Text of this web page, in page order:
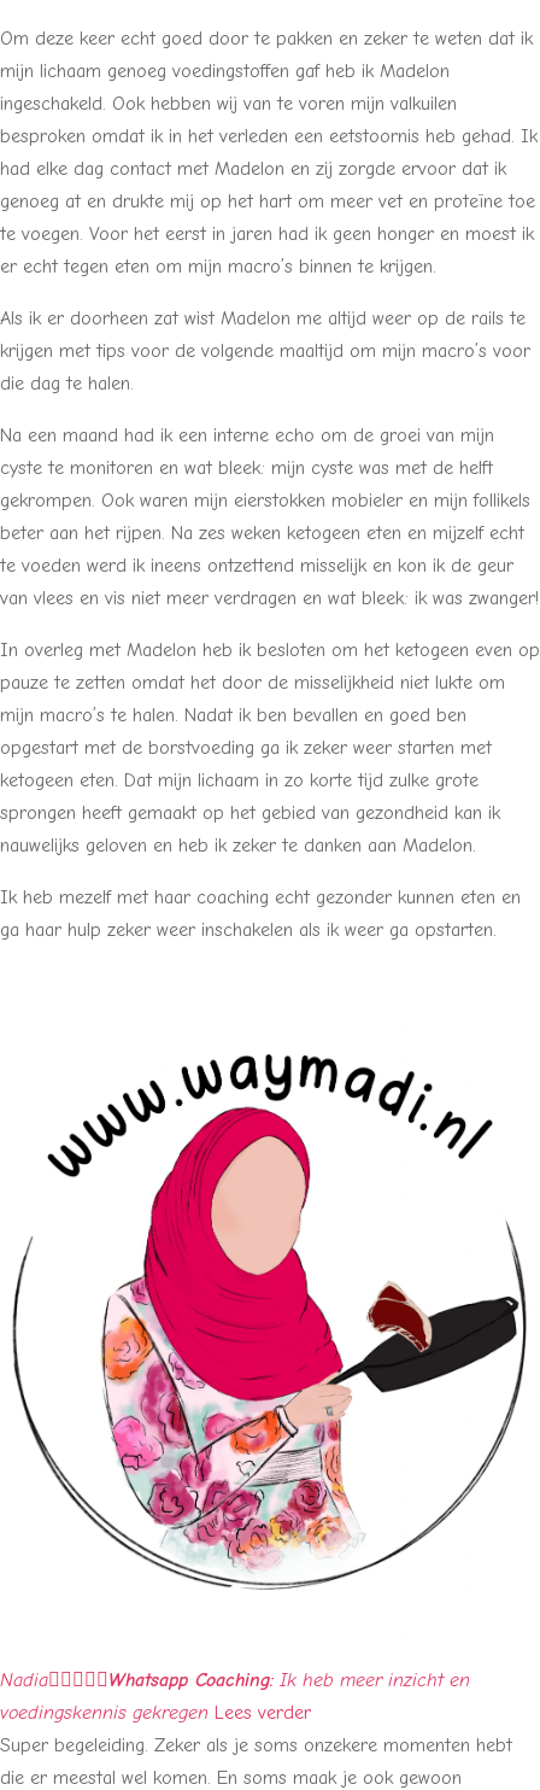
Om deze keer echt goed door te pakken en zeker te weten dat ik
mijn lichaam genoeg voedingstoffen gaf heb ik Madelon
ingeschakeld. Ook hebben wij van te voren mijn valkuilen
besproken omdat ik in het verleden een eetstoornis heb gehad. Ik
had elke dag contact met Madelon en zij zorgde ervoor dat ik
genoeg at en drukte mij op het hart om meer vet en proteïne toe
te voegen. Voor het eerst in jaren had ik geen honger en moest ik
er echt tegen eten om mijn macro’s binnen te krijgen.
Als ik er doorheen zat wist Madelon me altijd weer op de rails te
krijgen met tips voor de volgende maaltijd om mijn macro’s voor
die dag te halen.
Na een maand had ik een interne echo om de groei van mijn
cyste te monitoren en wat bleek: mijn cyste was met de helft
gekrompen. Ook waren mijn eierstokken mobieler en mijn follikels
beter aan het rijpen. Na zes weken ketogeen eten en mijzelf echt
te voeden werd ik ineens ontzettend misselijk en kon ik de geur
van vlees en vis niet meer verdragen en wat bleek: ik was zwanger!
In overleg met Madelon heb ik besloten om het ketogeen even op
pauze te zetten omdat het door de misselijkheid niet lukte om
mijn macro’s te halen. Nadat ik ben bevallen en goed ben
opgestart met de borstvoeding ga ik zeker weer starten met
ketogeen eten. Dat mijn lichaam in zo korte tijd zulke grote
sprongen heeft gemaakt op het gebied van gezondheid kan ik
nauwelijks geloven en heb ik zeker te danken aan Madelon.
Ik heb mezelf met haar coaching echt gezonder kunnen eten en
ga haar hulp zeker weer inschakelen als ik weer ga opstarten.
Nadia    Whatsapp Coaching: Ik heb meer inzicht en
voedingskennis gekregen Lees verder
Super begeleiding. Zeker als je soms onzekere momenten hebt
die er meestal wel komen. En soms maak je ook gewoon